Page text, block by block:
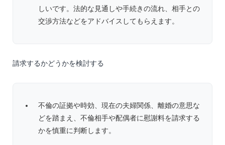
しいです。法的な見通しや手続きの流れ、相手との
交渉方法などをアドバイスしてもらえます。
請求するかどうかを検討する
不倫の証拠や時効、現在の夫婦関係、離婚の意思な
どを踏まえ、不倫相手や配偶者に慰謝料を請求する
かを慎重に判断します。